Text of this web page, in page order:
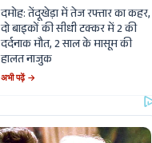
दमोह: तेंदूखेड़ा में तेज रफ्तार का कहर,
दो बाइकों की सीधी टक्कर में 2 की
दर्दनाक मौत, 2 साल के मासूम की
हालत नाजुक
अभी पढ़ें →